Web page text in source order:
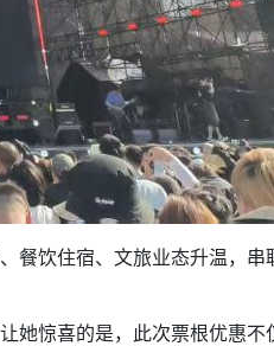
饮住宿、文旅业态升温，串
惊喜的是，此次票根优惠不